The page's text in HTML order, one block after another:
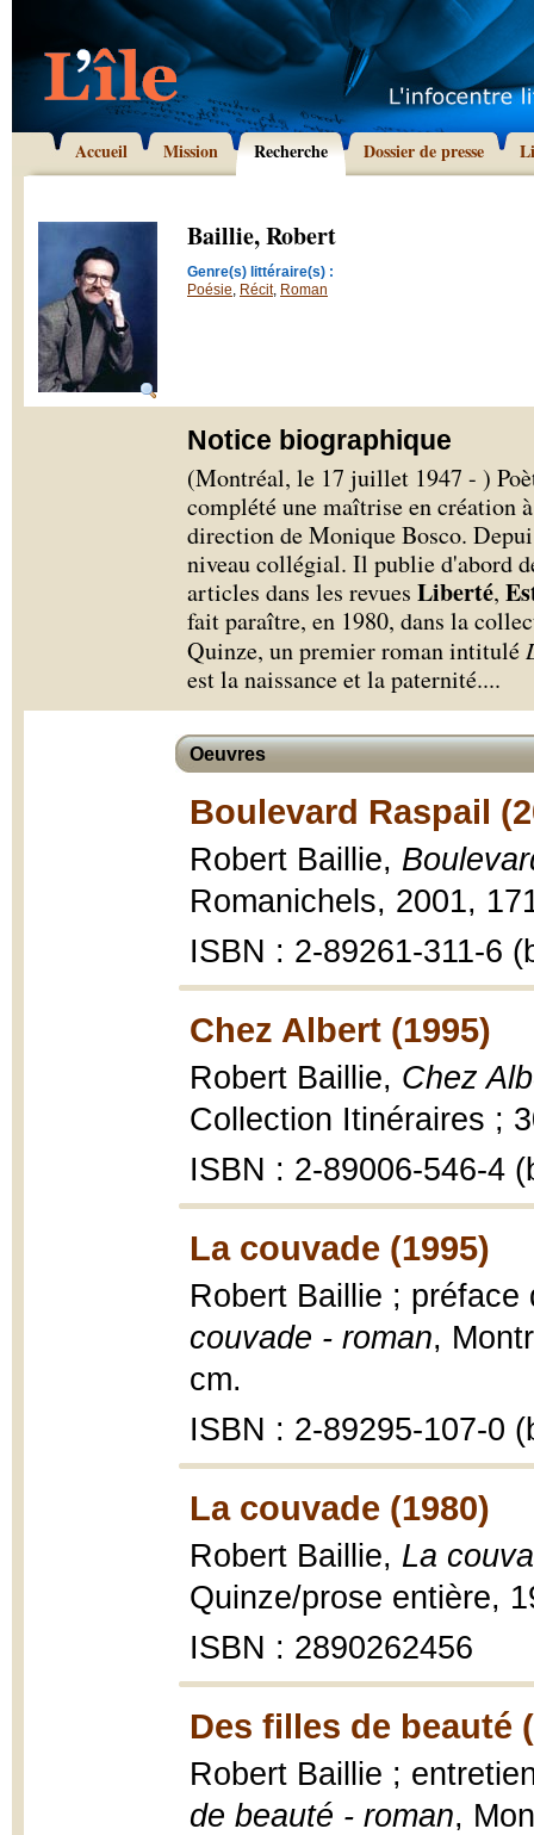
Accueil Mission Recherche Dossier de presse
Baillie, Robert
Genre(s) littéraire(s) :
Poésie, Récit, Roman
Notice biographique
(Montréal, le 17 juillet 1947 - )
complété une maîtrise en création
direction de Monique Bosco.
niveau collégial. Il publie d'abord
articles dans les revues Liberté,
fait paraître, en 1980, dans la
Quinze, un premier roman intitulé
est la naissance et la paternité....
Oeuvres
Boulevard Raspail
Robert Baillie,
Romanichels, 2001,
ISBN : 2-89261-311-6
Chez Albert (1995)
Robert Baillie, Chez
Collection Itinéraires ;
ISBN : 2-89006-546-4
La couvade (1995)
Robert Baillie ;
couvade - roman,
cm.
ISBN : 2-89295-107-0
La couvade (1980)
Robert Baillie, La
Quinze/prose entière,
ISBN : 2890262456
Des filles de beauté
Robert Baillie ;
de beauté - roman,